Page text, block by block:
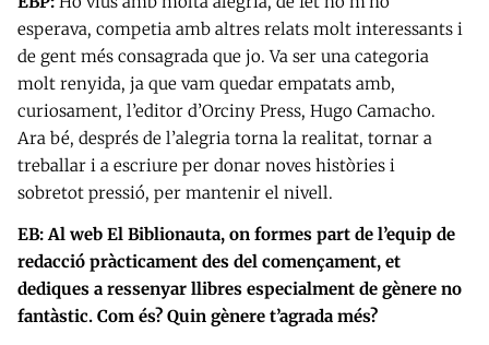
esperava, competia amb altres relats molt interessants i
de gent més consagrada que jo. Va ser una categoria
molt renyida, ja que vam quedar empatats amb,
curiosament, l’editor d’Orciny Press, Hugo Camacho.
Ara bé, després de l’alegria torna la realitat, tornar a
treballar i a escriure per donar noves històries i
sobretot pressió, per mantenir el nivell.
EB: Al web El Biblionauta, on formes part de l’equip de
redacció pràcticament des del començament, et
dediques a ressenyar llibres especialment de gènere no
fantàstic. Com és? Quin gènere t’agrada més?